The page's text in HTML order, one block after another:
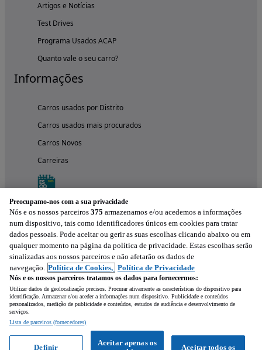
Artigos e Notícias
Test Drives
Programa Usados ACAP
Quanto vale o seu carro?
Informações
Carros usados por Distrito
Carros usados mais procurados
Carros Novos
Carreiras
Experimenta a aplicação
Preocupamo-nos com a sua privacidade
Nós e os nossos parceiros 375 armazenamos e/ou acedemos a informações
num dispositivo, tais como identificadores únicos em cookies para tratar
dados pessoais. Pode aceitar ou gerir as suas escolhas clicando abaixo ou em
qualquer momento na página da política de privacidade. Estas escolhas serão
sinalizadas aos nossos parceiros e não afetarão os dados de
navegação. Política de Cookies, Política de Privacidade
Nós e os nossos parceiros tratamos os dados para fornecermos:
Utilizar dados de geolocalização precisos. Procurar ativamente as características do dispositivo para
identificação. Armazenar e/ou aceder a informações num dispositivo. Publicidade e conteúdos
personalizados, medição de publicidade e conteúdos, estudos de audiência e desenvolvimento de
serviços.
Lista de parceiros (fornecedores)
Aceitar todos os
Aceitar apenas os
Definir